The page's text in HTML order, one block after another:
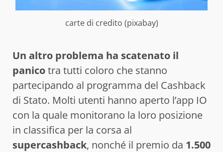
carte di credito (pixabay)
Un altro problema ha scatenato il
panicotra tutti coloro che stanno
partecipando al programma del Cashback
di Stato. Molti utenti hanno aperto l’app IO
con la quale monitorano la loro posizione
in classifica per la corsa al
supercashback, nonché il premio da 1.500